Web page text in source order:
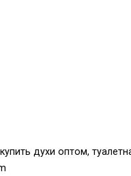
духи оптом,